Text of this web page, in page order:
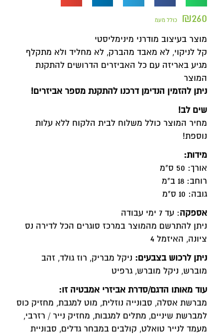
₪260 כולל מעמ
מוצר בעיצוב מודרני מינימליסטי
קל לניקוי, לא מאבד מהברק, לא מחליד ולא מתקלף
מגיע באריזה עם כל האביזרים הדרושים להתקנת
המוצר
ניתן להזמין הנדימן דרכנו להתקנת מספר אביזרים!
שים לב!
מחיר המוצר כולל משלוח לבית הלקוח ללא עלות
נוספת!
מידות:
אורך: 50 ס"מ
רוחב: 18 ב"מ
גובה: 10 ס"מ
אספקה: עד 7 ימי עבודה
ניתן להתרשם מהמוצר במרכז סוגרים הכל לדירה נס
ציונה, האיזמל 4
ניתן לרכוש בצבעים: ניקל מבריק, רוז גולד, זהב
מוברש, ניקל מוברש, גרפיט
עוד מאותו הדגם/סדרת אביזרי אמבטיה זו:
מברשת אסלה, סבונייה נוזלית, מוט למגבת, מחזיק כוס
למברשת שיניים, מתלים למגבות, מחזיק נייר / רזרבי,
מעמד לנייר טואלט, קולבים במבחר גדלים, סבוניית